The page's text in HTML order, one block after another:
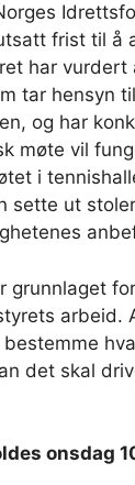
frist til å
har
tar hensyn til
og har
møte vil
i
sette ut
grunnlaget
arbeid.
det skal
onsdag